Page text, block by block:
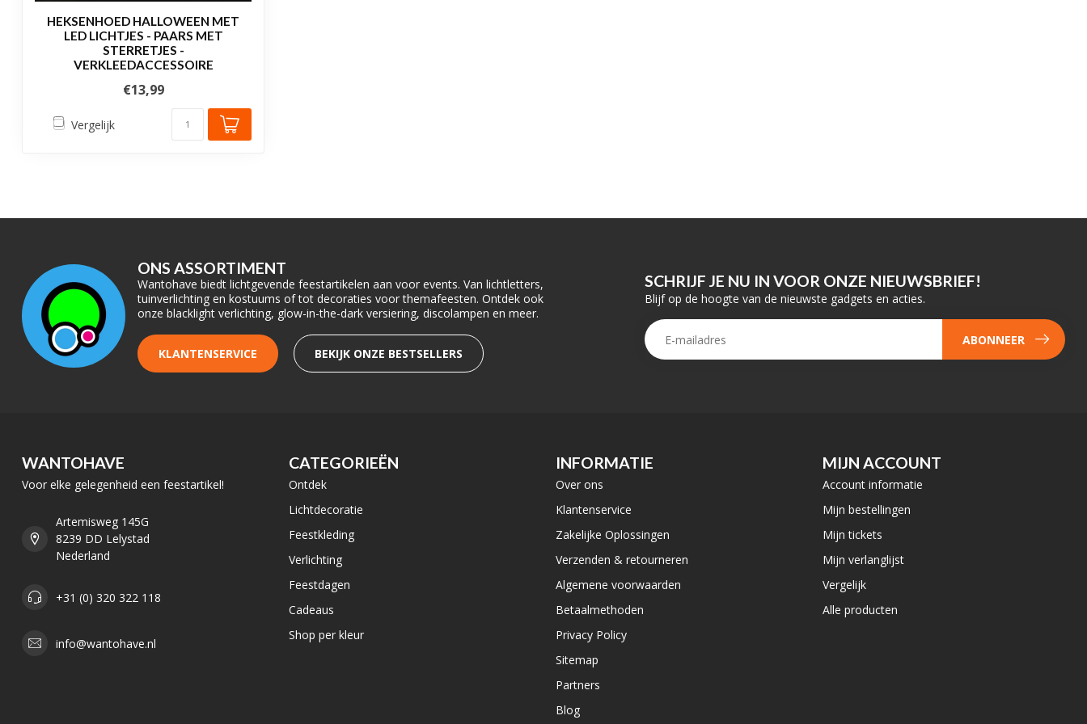
HEKSENHOED HALLOWEEN MET
LED LICHTJES - PAARS MET
STERRETJES -
VERKLEEDACCESSOIRE
€13,99
Vergelijk
ONS ASSORTIMENT
Wantohave biedt lichtgevende feestartikelen aan voor events. Van lichtletters,
tuinverlichting en kostuums of tot decoraties voor themafeesten. Ontdek ook
onze blacklight verlichting, glow-in-the-dark versiering, discolampen en meer.
KLANTENSERVICE BEKIJK ONZE BESTSELLERS
SCHRIJF JE NU IN VOOR ONZE NIEUWSBRIEF!
Blijf op de hoogte van de nieuwste gadgets en acties.
ABONNEER
WANTOHAVE
Voor elke gelegenheid een feestartikel!
Artemisweg 145G
8239 DD Lelystad
Nederland
+31 (0) 320 322 118
info@wantohave.nl
CATEGORIEËN
Ontdek
Lichtdecoratie
Feestkleding
Verlichting
Feestdagen
Cadeaus
Shop per kleur
INFORMATIE
Over ons
Klantenservice
Zakelijke Oplossingen
Verzenden & retourneren
Algemene voorwaarden
Betaalmethoden
Privacy Policy
Sitemap
Partners
Blog
MIJN ACCOUNT
Account informatie
Mijn bestellingen
Mijn tickets
Mijn verlanglijst
Vergelijk
Alle producten